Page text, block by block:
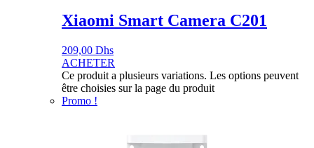
Xiaomi Smart Camera C201
209,00 Dhs
ACHETER
Ce produit a plusieurs variations. Les options peuvent
être choisies sur la page du produit
Promo !